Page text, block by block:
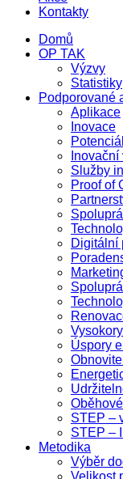
Kontakty
Domů
OP TAK
Výzvy
Statistiky
Podporované
Aplikace
Inovace
Potenciál
Služby
Proof of
Digitální
Úspory
STEP –
STEP –
Metodika
Výběr
Velikost